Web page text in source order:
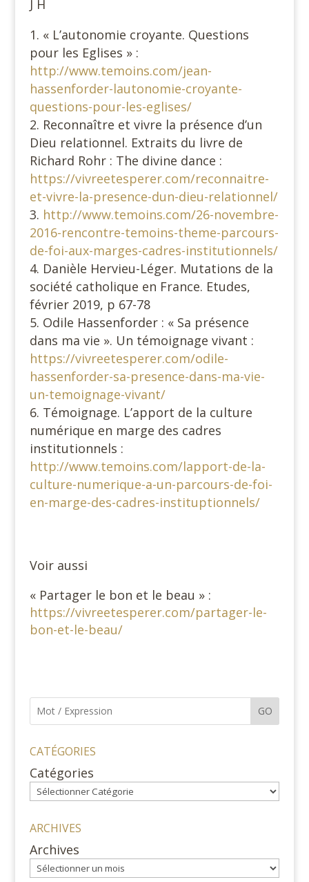
J H
« L’autonomie croyante. Questions
pour les Eglises » :
http://www.temoins.com/jean-
hassenforder-lautonomie-croyante-
questions-pour-les-eglises/
Reconnaître et vivre la présence d’un
Dieu relationnel. Extraits du livre de
Richard Rohr : The divine dance :
https://vivreetesperer.com/reconnaitre-
et-vivre-la-presence-dun-dieu-relationnel/
http://www.temoins.com/26-novembre-
2016-rencontre-temoins-theme-parcours-
de-foi-aux-marges-cadres-institutionnels/
Danièle Hervieu-Léger. Mutations de la
société catholique en France. Etudes,
février 2019, p 67-78
Odile Hassenforder : « Sa présence
dans ma vie ». Un témoignage vivant :
https://vivreetesperer.com/odile-
hassenforder-sa-presence-dans-ma-vie-
un-temoignage-vivant/
Témoignage. L’apport de la culture
numérique en marge des cadres
institutionnels :
http://www.temoins.com/lapport-de-la-
culture-numerique-a-un-parcours-de-foi-
en-marge-des-cadres-instituptionnels/
Voir aussi
« Partager le bon et le beau » :
https://vivreetesperer.com/partager-le-
bon-et-le-beau/
GO
CATÉGORIES
Catégories
ARCHIVES
Archives